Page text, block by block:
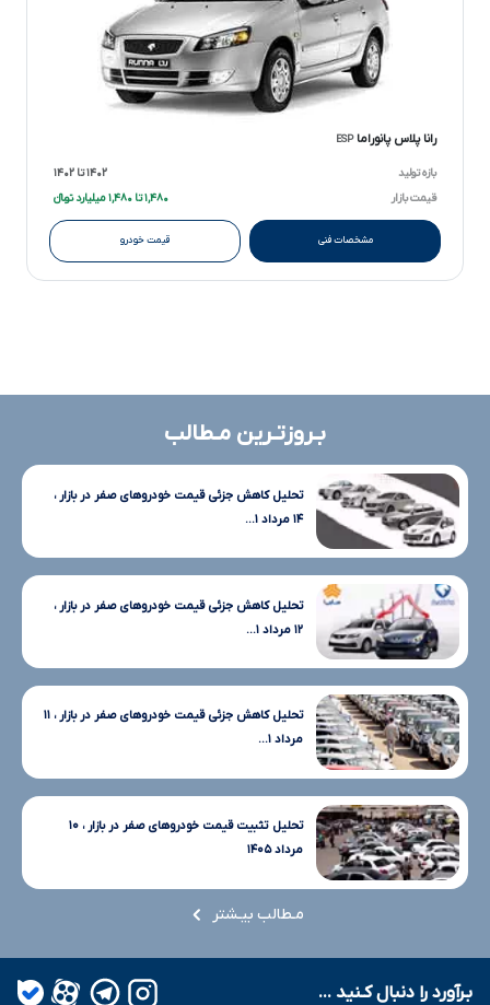
رانا پلاس پانوراماESP
بازه تولید
۱۴۰۲ تا ۱۴۰۲
قیمت بازار
۱,۴۸۰ تا ۱,۴۸۰ میلیارد تومانءءء
مشخصات فنی قیمت خودرو
بـروزتـرین مـطالب
تحلیل کاهش جزئی قیمت خودروهای صفر در بازار ،
۱۴ مرداد ۱...
تحلیل کاهش جزئی قیمت خودروهای صفر در بازار ،
۱۲ مرداد ۱...
تحلیل کاهش جزئی قیمت خودروهای صفر در بازار ، ۱۱
مرداد ۱...
تحلیل تثبیت قیمت خودروهای صفر در بازار ، ۱۰
مرداد ۱۴۰۵
مـطالب بیـشتر
بـرآورد را دنبال کـنید ...